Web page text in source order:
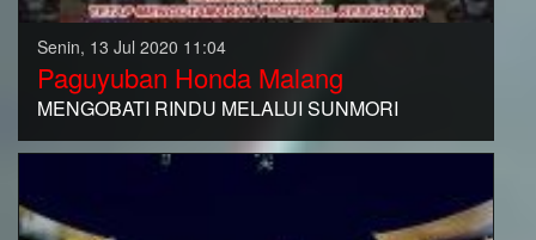
Senin, 13 Jul 2020 11:04
Paguyuban Honda Malang
MENGOBATI RINDU MELALUI SUNMORI